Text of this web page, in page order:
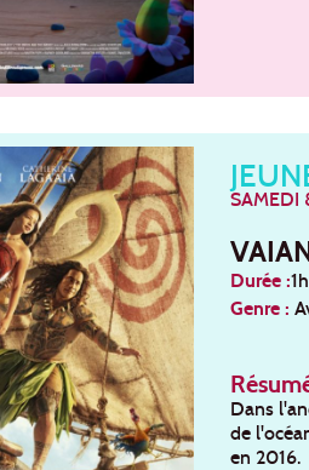
SAMEDI
Durée :
Genre :
Dans
de
en 2016.